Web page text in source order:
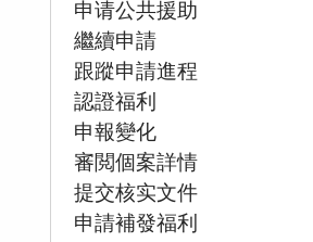
申请公共援助
繼續申請
跟蹤申請進程
認證福利
申報變化
審閲個案詳情
提交核实文件
申請補發福利